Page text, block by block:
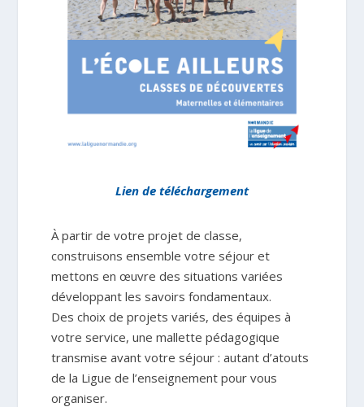
Lien de téléchargement
À partir de votre projet de classe,
construisons ensemble votre séjour et
mettons en œuvre des situations variées
développant les savoirs fondamentaux.
Des choix de projets variés, des équipes à
votre service, une mallette pédagogique
transmise avant votre séjour : autant d’atouts
de la Ligue de l’enseignement pour vous
organiser.